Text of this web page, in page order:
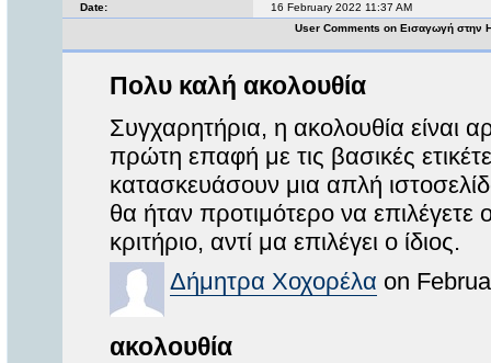
Date:
16 February 2022 11:37 AM
User Comments on Εισαγωγή στην
Πολυ καλή ακολουθία
Συγχαρητήρια, η ακολουθία είναι
πρώτη επαφή με τις βασικές
κατασκευάσουν μια απλή
θα ήταν προτιμότερο να
κριτήριο, αντί μα επιλέγει ο ίδιος.
Δήμητρα Χοχορέλα on
ακολουθία